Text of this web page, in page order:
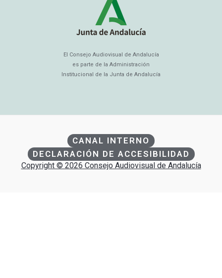
El Consejo Audiovisual de Andalucía
es parte de la Administración
Institucional de la Junta de Andalucía
CANAL INTERNO
DECLARACIÓN DE ACCESIBILIDAD
Copyright © 2026 Consejo Audiovisual de Andalucía